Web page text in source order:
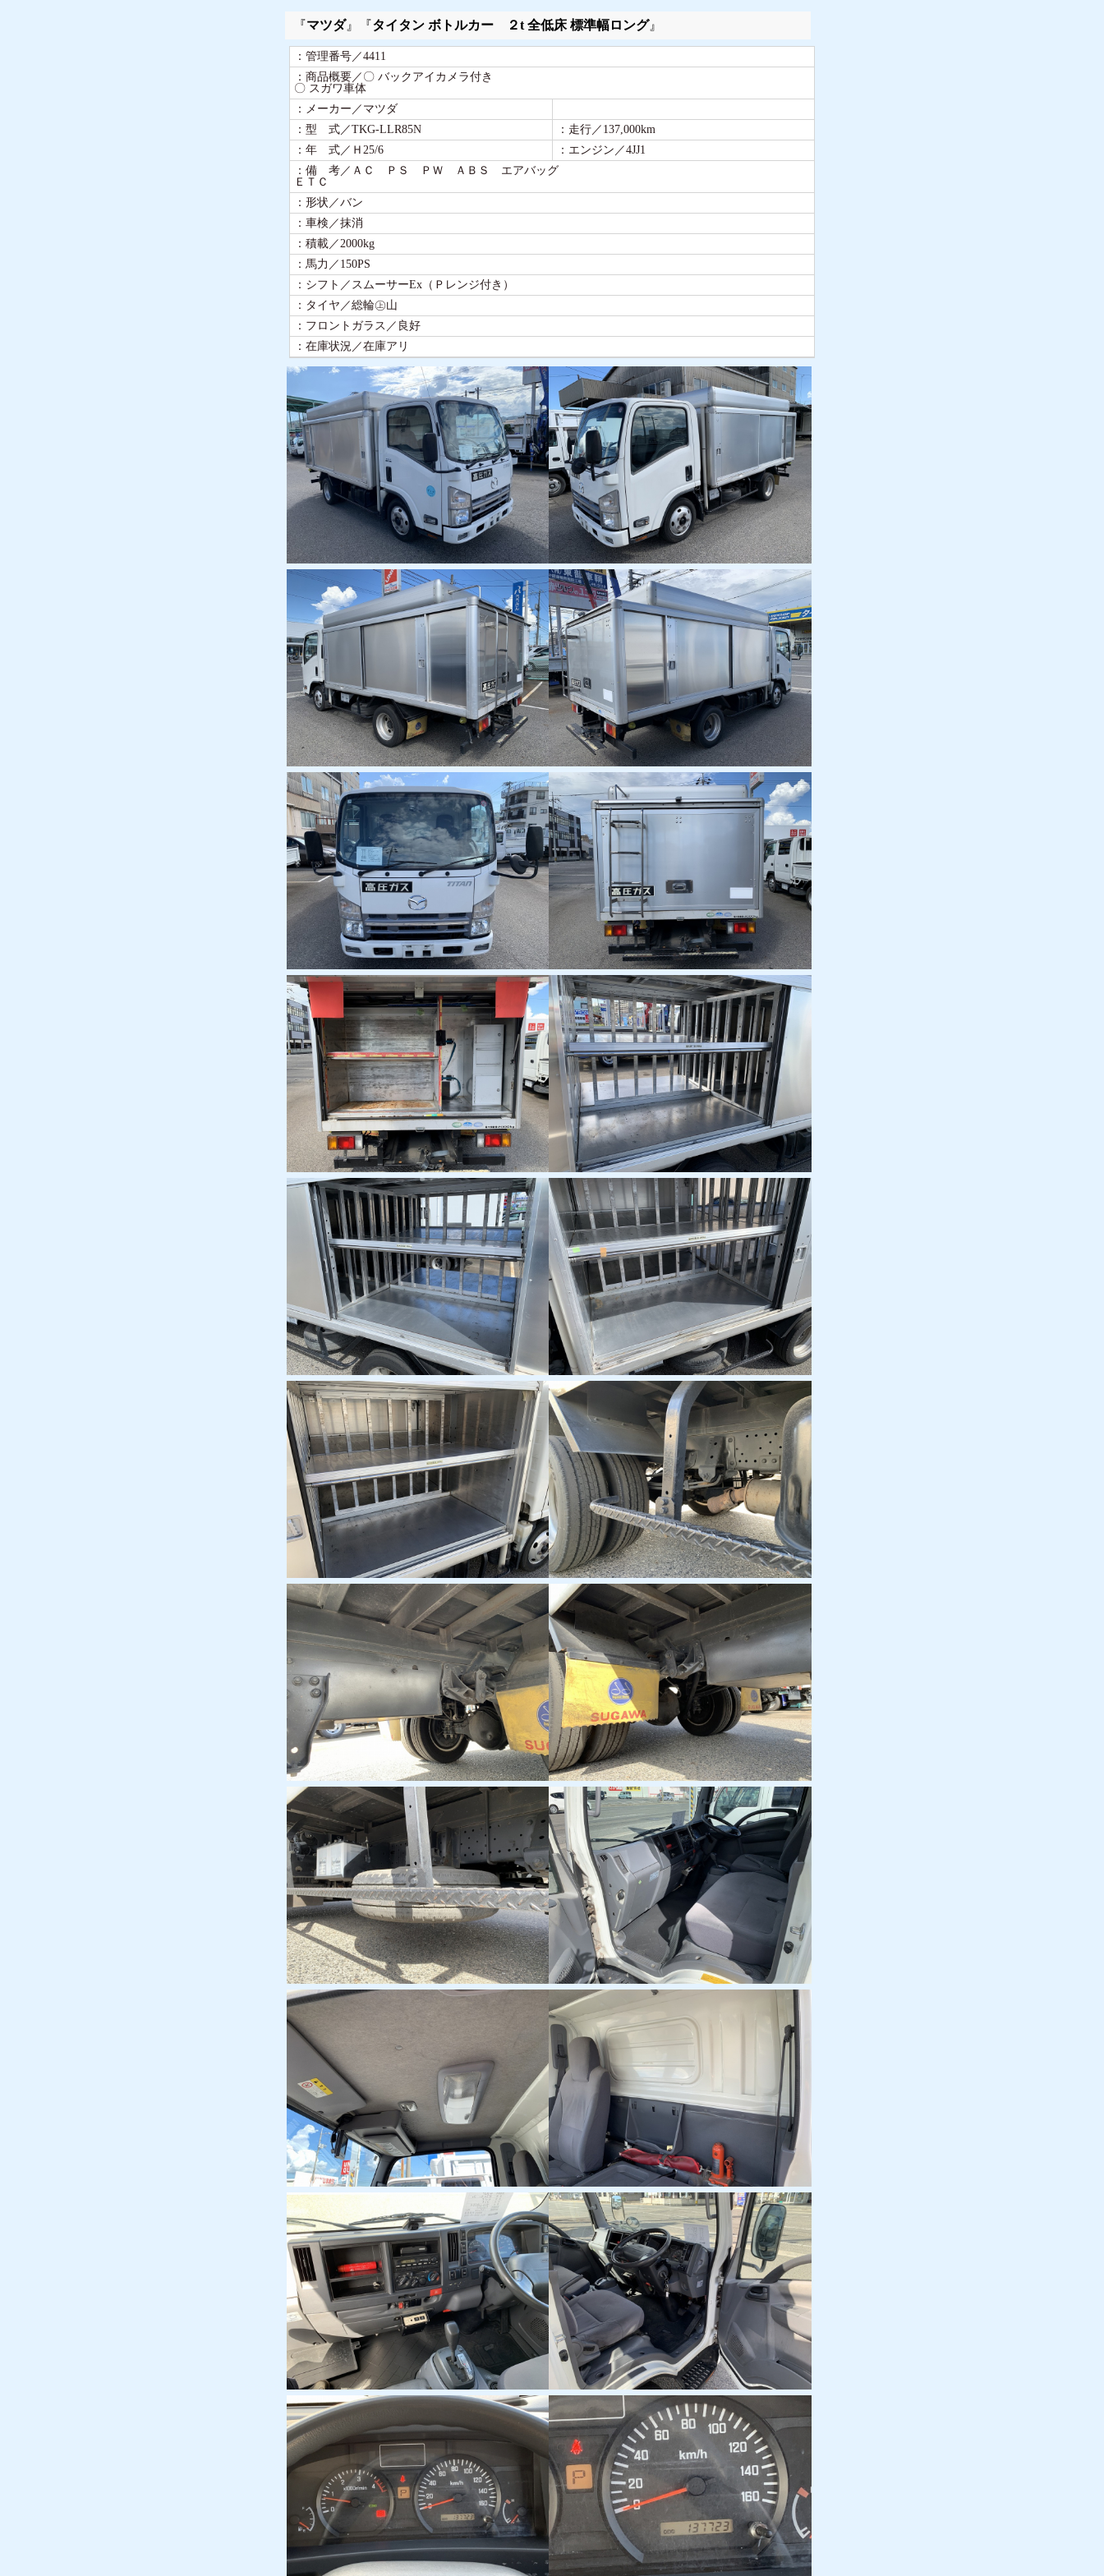
『マツダ』『タイタン ボトルカー ２t 全低床 標準幅ロング』
：管理番号／4411
：商品概要／〇 バックアイカメラ付き
〇 スガワ車体
：メーカー／マツダ
：型 式／TKG-LLR85N
：走行／137,000km
：年 式／Ｈ25/6
：エンジン／4JJ1
：備 考／ＡＣ ＰＳ ＰＷ ＡＢＳ エアバッグ
ＥＴＣ
：形状／バン
：車検／抹消
：積載／2000kg
：馬力／150PS
：シフト／スムーサーEx（Ｐレンジ付き）
：タイヤ／総輪㊤山
：フロントガラス／良好
：在庫状況／在庫アリ